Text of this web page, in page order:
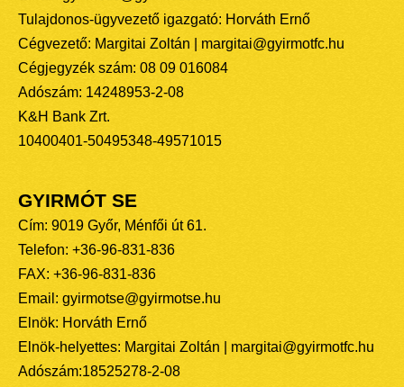
Tulajdonos-ügyvezető igazgató: Horváth Ernő
Cégvezető: Margitai Zoltán | margitai@gyirmotfc.hu
Cégjegyzék szám: 08 09 016084
Adószám: 14248953-2-08
K&H Bank Zrt.
10400401-50495348-49571015
GYIRMÓT SE
Cím: 9019 Győr, Ménfői út 61.
Telefon: +36-96-831-836
FAX: +36-96-831-836
Email: gyirmotse@gyirmotse.hu
Elnök: Horváth Ernő
Elnök-helyettes: Margitai Zoltán | margitai@gyirmotfc.hu
Adószám:18525278-2-08